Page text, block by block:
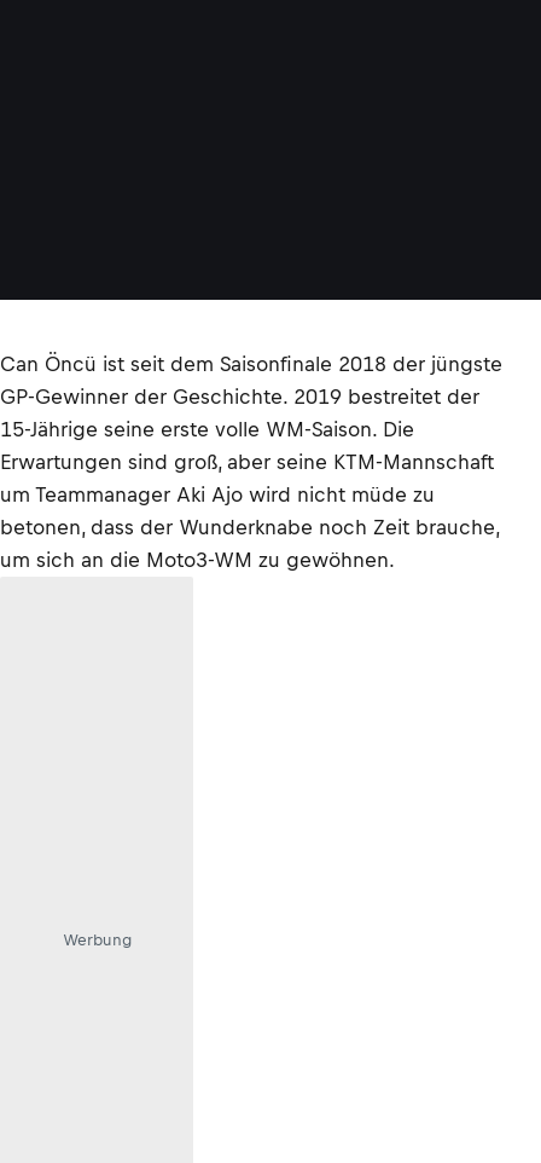
Can Öncü ist seit dem Saisonfinale 2018 der jüngste
GP-Gewinner der Geschichte. 2019 bestreitet der
15-Jährige seine erste volle WM-Saison. Die
Erwartungen sind groß, aber seine KTM-Mannschaft
um Teammanager Aki Ajo wird nicht müde zu
betonen, dass der Wunderknabe noch Zeit brauche,
um sich an die Moto3-WM zu gewöhnen.
Werbung